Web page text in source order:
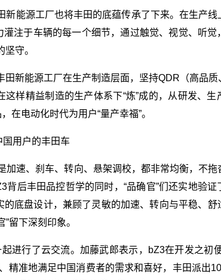
新能源工厂也将丰田的底蕴传承了下来。在生产线
灌注于车辆的每一个细节，通过触觉、视觉、听
守。
新能源工厂在生产制造层面，坚持QDR（高品质
样精益制造的生产体系下“炼”成的，从研发、
在电动化时代为用户“量产幸福”。
用户的丰田车
加速、刹车、转向、悬架调校，都非常均衡，不
背后丰田品控哲学的同时，“品确官”们还实地验证
底盘设计，兼顾了灵敏的加速、转向与平稳、舒
留下深刻印象。
进行了云交流。加藤武郎表示，bZ3在开发之初
精准地满足中国消费者的需求和喜好，丰田派出